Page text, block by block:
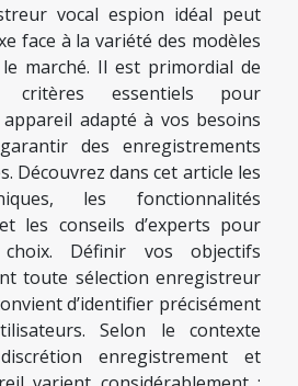
vocal espion idéal peut
face à la variété des modèles
marché. Il est primordial de
critères essentiels pour
adapté à vos besoins
des enregistrements
Découvrez dans cet article les
les fonctionnalités
les conseils d’experts pour
Définir vos objectifs
toute sélection enregistreur
d’identifier précisément
Selon le contexte
enregistrement et